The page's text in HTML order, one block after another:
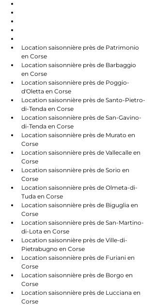
Location saisonnière près de Patrimonio
en Corse
Location saisonnière près de Barbaggio
en Corse
Location saisonnière près de Poggio-
d'Oletta en Corse
Location saisonnière près de Santo-Pietro-
di-Tenda en Corse
Location saisonnière près de San-Gavino-
di-Tenda en Corse
Location saisonnière près de Murato en
Corse
Location saisonnière près de Vallecalle en
Corse
Location saisonnière près de Sorio en
Corse
Location saisonnière près de Olmeta-di-
Tuda en Corse
Location saisonnière près de Biguglia en
Corse
Location saisonnière près de San-Martino-
di-Lota en Corse
Location saisonnière près de Ville-di-
Pietrabugno en Corse
Location saisonnière près de Furiani en
Corse
Location saisonnière près de Borgo en
Corse
Location saisonnière près de Lucciana en
Corse